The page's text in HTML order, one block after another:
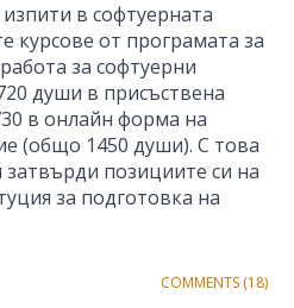
в софтуерната
курсове от програмата за
за софтуерни
души в присъствена
в онлайн форма на
(общо 1450 души). С това
позициите си на
за подготовка на
COMMENTS (18)